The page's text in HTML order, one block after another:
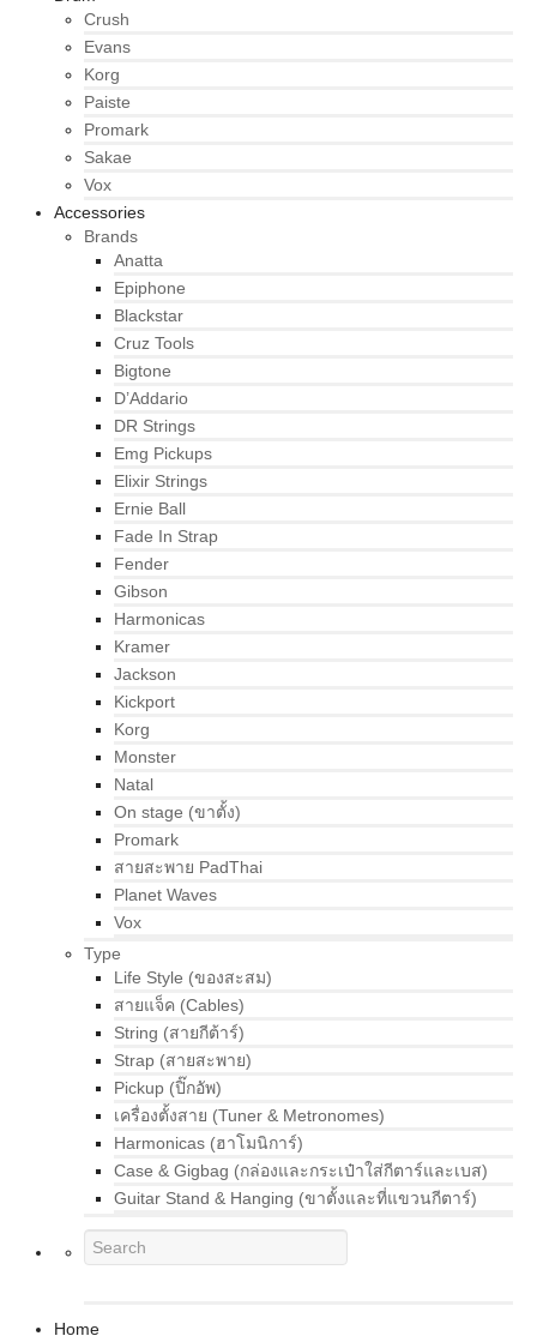
Crush
Evans
Korg
Paiste
Promark
Sakae
Vox
Accessories
Brands
Anatta
Epiphone
Blackstar
Cruz Tools
Bigtone
D’Addario
DR Strings
Emg Pickups
Elixir Strings
Ernie Ball
Fade In Strap
Fender
Gibson
Harmonicas
Kramer
Jackson
Kickport
Korg
Monster
Natal
On stage (ขาตั้ง)
Promark
สายสะพาย PadThai
Planet Waves
Vox
Type
Life Style (ของสะสม)
สายแจ็ค (Cables)
String (สายกีต้าร์)
Strap (สายสะพาย)
Pickup (ปิ๊กอัพ)
เครื่องตั้งสาย (Tuner & Metronomes)
Harmonicas (ฮาโมนิการ์)
Case & Gigbag (กล่องและกระเป๋าใส่กีตาร์และเบส)
Guitar Stand & Hanging (ขาตั้งและที่แขวนกีตาร์)
Home